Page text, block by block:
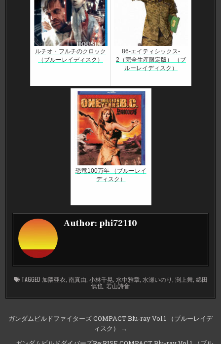
ルチオ・フルチのクロック
（ブルーレイディスク）
86-エイティシックス-
2（完全生産限定版） （ブ
ルーレイディスク）
恐竜100万年 （ブルーレイ
ディスク）
Author: phi72110
TAGGED 加隈亜衣, 南真由 小林千晃 水中雅章, 水瀬いのり 渕上舞, 綿田
慎也, 若山詩音
投
ガンダムビルドファイターズ COMPACT Blu-ray Vol.1 （ブルーレイデ
ィスク） →